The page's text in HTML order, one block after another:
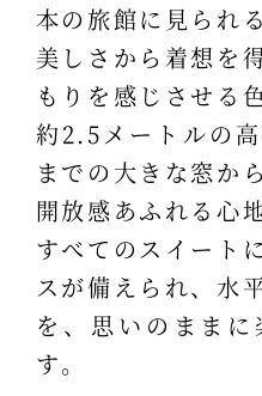
本の旅館に見られ
美しさから着想を
もりを感じさせる
約2.5メートルの
までの大きな窓か
開放感あふれる心
すべてのスイート
スが備えられ、水
を、思いのまま
す。